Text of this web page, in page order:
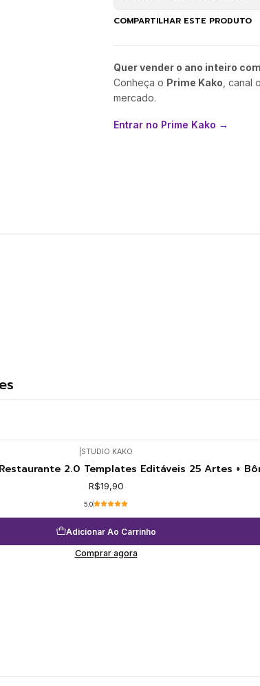
COMPARTILHAR ESTE PRODUTO
Quer vender o ano inteiro
Conheça o Prime Kako ,
mercado.
Entrar no Prime Kako →
STUDIO KAKO
2.0 Templates Editáveis 25 Artes +
R$19,90
5.0
Adicionar Ao Carrinho
Comprar agora